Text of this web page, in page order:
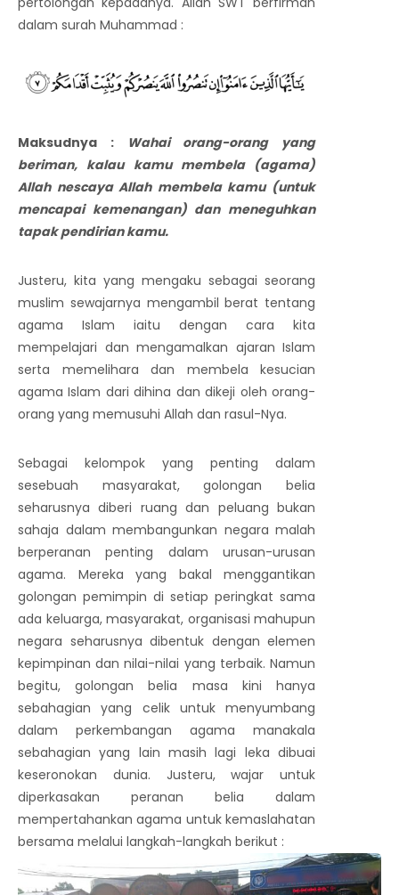
dalam surah Muhammad :
Maksudnya :
Wahai orang-orang yang
beriman, kalau kamu membela (agama)
Allah nescaya Allah membela kamu (untuk
mencapai kemenangan) dan meneguhkan
tapak pendirian kamu.
Justeru, kita yang mengaku sebagai seorang
muslim sewajarnya mengambil berat tentang
agama Islam iaitu dengan cara kita
mempelajari dan mengamalkan ajaran Islam
serta memelihara dan membela kesucian
agama Islam dari dihina dan dikeji oleh orang-
orang yang memusuhi Allah dan rasul-Nya.
Sebagai kelompok yang penting dalam
sesebuah masyarakat, golongan belia
seharusnya diberi ruang dan peluang bukan
sahaja dalam membangunkan negara malah
berperanan penting dalam urusan-urusan
agama. Mereka yang bakal menggantikan
golongan pemimpin di setiap peringkat sama
ada keluarga, masyarakat, organisasi mahupun
negara seharusnya dibentuk dengan elemen
kepimpinan dan nilai-nilai yang terbaik. Namun
begitu, golongan belia masa kini hanya
sebahagian yang celik untuk menyumbang
dalam perkembangan agama manakala
sebahagian yang lain masih lagi leka dibuai
keseronokan dunia. Justeru, wajar untuk
diperkasakan peranan belia dalam
mempertahankan agama untuk kemaslahatan
bersama melalui langkah-langkah berikut :